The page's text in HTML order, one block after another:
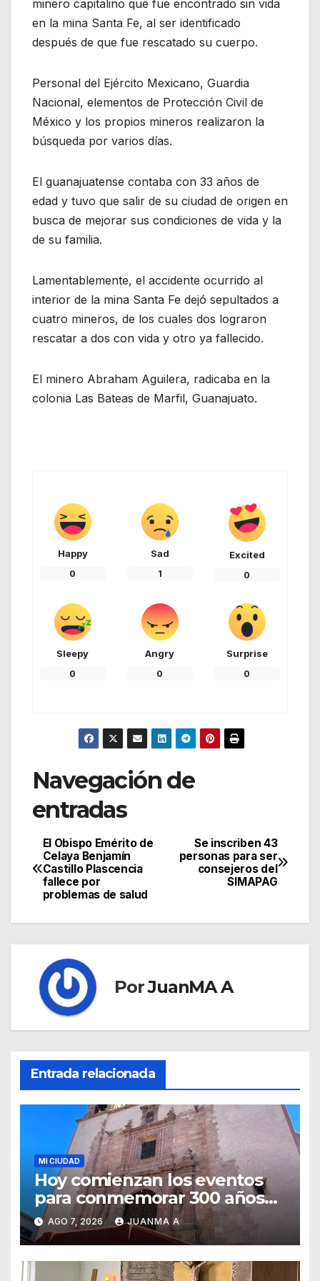
minero capitalino que fue encontrado sin vida
en la mina Santa Fe, al ser identificado
después de que fue rescatado su cuerpo.
Personal del Ejército Mexicano, Guardia
Nacional, elementos de Protección Civil de
México y los propios mineros realizaron la
búsqueda por varios días.
El guanajuatense contaba con 33 años de
edad y tuvo que salir de su ciudad de origen en
busca de mejorar sus condiciones de vida y la
de su familia.
Lamentablemente, el accidente ocurrido al
interior de la mina Santa Fe dejó sepultados a
cuatro mineros, de los cuales dos lograron
rescatar a dos con vida y otro ya fallecido.
El minero Abraham Aguilera, radicaba en la
colonia Las Bateas de Marfil, Guanajuato.
Happy
0
Sad
1
Excited
0
Sleepy
0
Angry
0
Surprise
0
Navegación de
entradas
Se inscriben 43
personas para ser
consejeros del
SIMAPAG
El Obispo Emérito de
Celaya Benjamín
Castillo Plascencia
fallece por
problemas de salud
PorJuanMA A
Entrada relacionada
MI CIUDAD
Hoy comienzan los eventos
para conmemorar 300 años
del templo de San Roque
AGO 7, 2026 JUANMA A